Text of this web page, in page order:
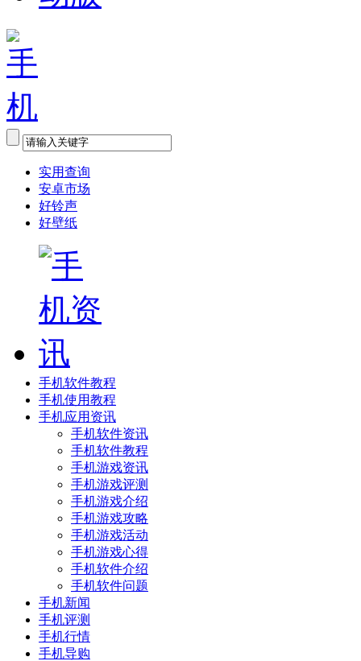
实用查询
安卓市场
好铃声
好壁纸
手机软件教程
手机使用教程
手机应用资讯
手机软件资讯
手机软件教程
手机游戏资讯
手机游戏评测
手机游戏介绍
手机游戏攻略
手机游戏活动
手机游戏心得
手机软件介绍
手机软件问题
手机新闻
手机评测
手机行情
手机导购